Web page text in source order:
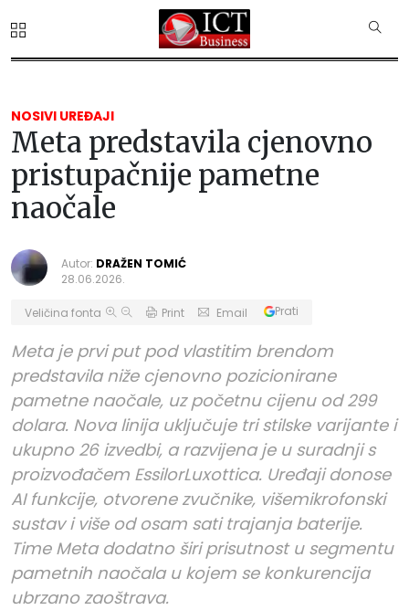
NOSIVI UREĐAJI
Meta predstavila cjenovno
pristupačnije pametne
naočale
Autor: DRAŽEN TOMIĆ
28.06.2026.
Veličina fonta Print Email Prati
Meta je prvi put pod vlastitim brendom
predstavila niže cjenovno pozicionirane
pametne naočale, uz početnu cijenu od 299
dolara. Nova linija uključuje tri stilske varijante i
ukupno 26 izvedbi, a razvijena je u suradnji s
proizvođačem EssilorLuxottica. Uređaji donose
AI funkcije, otvorene zvučnike, višemikrofonski
sustav i više od osam sati trajanja baterije.
Time Meta dodatno širi prisutnost u segmentu
pametnih naočala u kojem se konkurencija
ubrzano zaoštrava.